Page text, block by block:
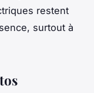
restent
surtout à